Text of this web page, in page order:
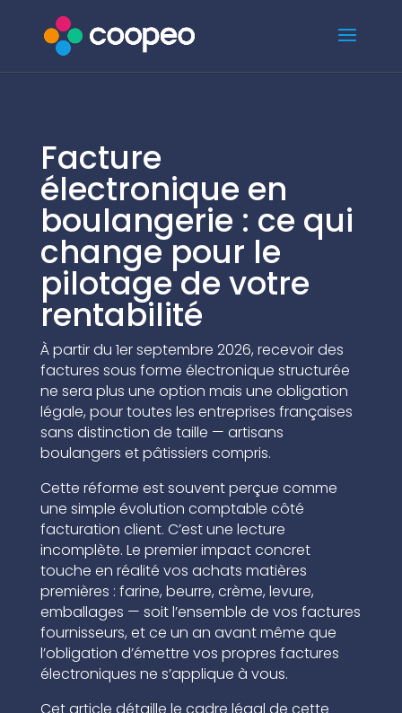
Facture
électronique en
boulangerie : ce qui
change pour le
pilotage de votre
rentabilité
À partir du 1er septembre 2026, recevoir des
factures sous forme électronique structurée
ne sera plus une option mais une obligation
légale, pour toutes les entreprises françaises
sans distinction de taille — artisans
boulangers et pâtissiers compris.
Cette réforme est souvent perçue comme
une simple évolution comptable côté
facturation client. C’est une lecture
incomplète. Le premier impact concret
touche en réalité vos achats matières
premières : farine, beurre, crème, levure,
emballages — soit l’ensemble de vos factures
fournisseurs, et ce un an avant même que
l’obligation d’émettre vos propres factures
électroniques ne s’applique à vous.